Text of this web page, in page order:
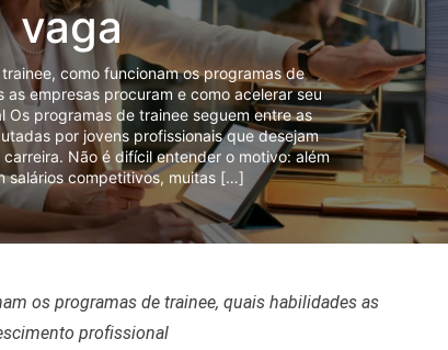
vaga
como funcionam os programas de
as empresas procuram e como acelerar seu
Os programas de trainee seguem entre as
por jovens profissionais que desejam
Não é difícil entender o motivo: além
salários competitivos, muitas […]
os programas de trainee, quais habilidades as
profissional